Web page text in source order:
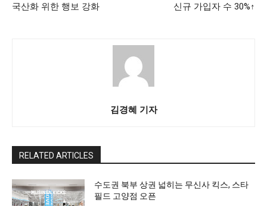
국산화 위한 행보 강화
신규 가입자 수 30%↑
김경혜 기자
RELATED ARTICLES
수도권 북부 상권 넓히는 무신사 킥스, 스타
필드 고양점 오픈